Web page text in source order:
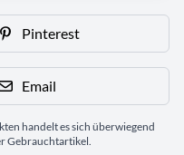
Pinterest
Email
handelt es sich überwiegend
Gebrauchtartikel.